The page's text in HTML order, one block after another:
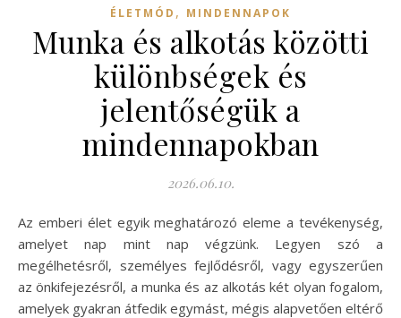
ÉLETMÓD , MINDENNAPOK
Munka és alkotás közötti
különbségek és
jelentőségük a
mindennapokban
2026.06.10.
Az emberi élet egyik meghatározó eleme a tevékenység,
amelyet nap mint nap végzünk. Legyen szó a
megélhetésről, személyes fejlődésről, vagy egyszerűen
az önkifejezésről, a munka és az alkotás két olyan fogalom,
amelyek gyakran átfedik egymást, mégis alapvetően eltérő